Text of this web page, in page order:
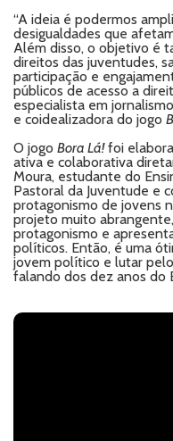
“A ideia é podermos
desigualdades que
Além disso, o objetivo é
direitos das juventudes,
participação e
públicos de acesso a
especialista em
e coidealizadora do jogo
O jogo Bora Lá!foi
ativa e colaborativa
Moura, estudante do
Pastoral da Juventude e
protagonismo de jovens
projeto muito
protagonismo e
políticos. Então, é uma
jovem político e lutar
falando dos dez anos do